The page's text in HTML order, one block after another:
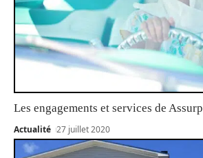
Les engagements et services de
Actualité 27 juillet 2020